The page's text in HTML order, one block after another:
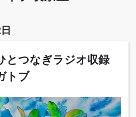
とつなぎラジオ収録
トブ